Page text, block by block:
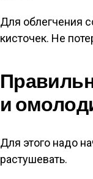
Для облегчения
кисточек. Не
и
Для этого надо
растушевать.